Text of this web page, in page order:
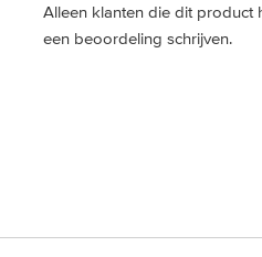
Alleen klanten die dit product
een beoordeling schrijven.